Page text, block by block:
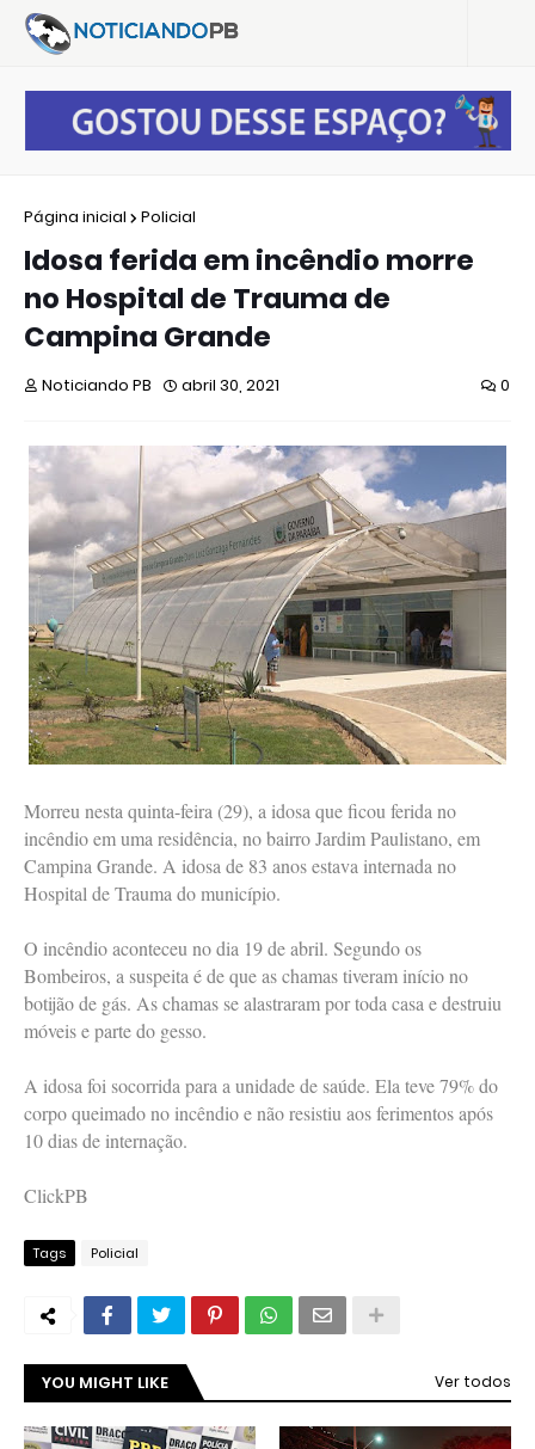
Página inicial Policial
Idosa ferida em incêndio morre
no Hospital de Trauma de
Campina Grande
Noticiando PB abril 30, 2021 0
Morreu nesta quinta-feira (29), a idosa que ficou ferida no
incêndio em uma residência, no bairro Jardim Paulistano, em
Campina Grande. A idosa de 83 anos estava internada no
Hospital de Trauma do município.
O incêndio aconteceu no dia 19 de abril. Segundo os
Bombeiros, a suspeita é de que as chamas tiveram início no
botijão de gás. As chamas se alastraram por toda casa e destruiu
móveis e parte do gesso.
A idosa foi socorrida para a unidade de saúde. Ela teve 79% do
corpo queimado no incêndio e não resistiu aos ferimentos após
10 dias de internação.
ClickPB
Tags Policial
YOU MIGHT LIKE Ver todos